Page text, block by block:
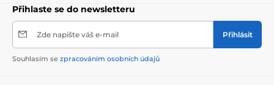
Přihlaste se do newsletteru
Zde napište váš e-mail Přihlásit
Souhlasím se zpracováním osobních údajů